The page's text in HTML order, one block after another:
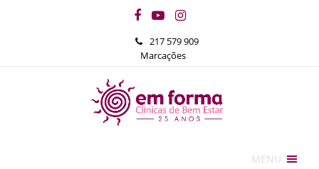
Facebook
YouTubeInstagram
217 579 909
Marcações
MENU